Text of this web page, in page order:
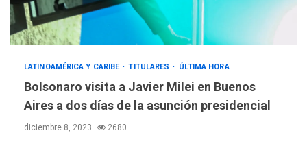
LATINOAMÉRICA Y CARIBE TITULARES ÚLTIMA HORA
Bolsonaro visita a Javier Milei en Buenos
Aires a dos días de la asunción presidencial
diciembre 8, 2023 2680